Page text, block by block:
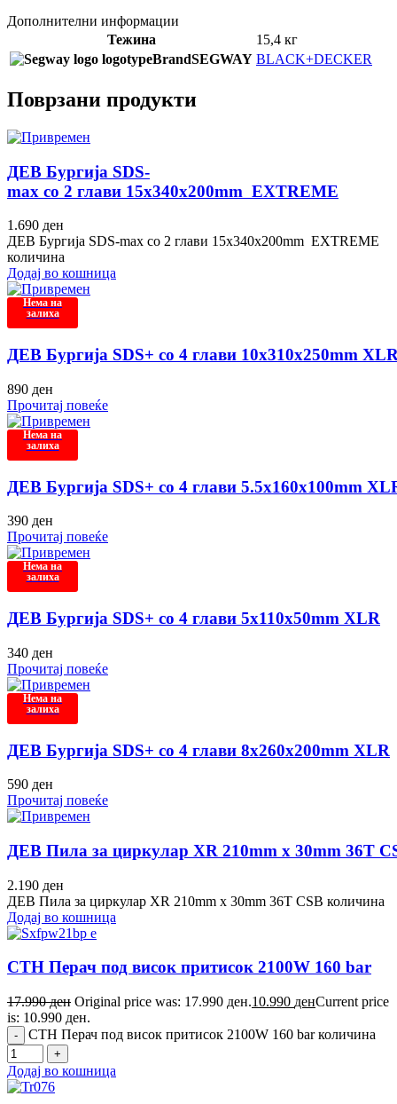
Дополнителни информации
Тежина
15,4 кг
BrandSEGWAY BLACK+DECKER
Поврзани продукти
ДЕВ Бургија SDS-
max со 2 глави 15x340x200mm EXTREME
1.690 ден
ДЕВ Бургија SDS-max со 2 глави 15x340x200mm EXTREME
количина
Додај во кошница
Нема на
залиха
ДЕВ Бургија SDS+ со 4 глави 10x310x250mm
890 ден
Прочитај повеќе
Нема на
залиха
ДЕВ Бургија SDS+ со 4 глави 5.5x160x100mm
390 ден
Прочитај повеќе
Нема на
залиха
ДЕВ Бургија SDS+ со 4 глави 5x110x50mm XLR
340 ден
Прочитај повеќе
Нема на
залиха
ДЕВ Бургија SDS+ со 4 глави 8x260x200mm XLR
590 ден
Прочитај повеќе
ДЕВ Пила за циркулар XR 210mm x 30mm 36T
2.190 ден
ДЕВ Пила за циркулар XR 210mm x 30mm 36T CSB количина
Додај во кошница
СТН Перач под висок притисок 2100W 160 bar
17.990ден Original price was: 17.990 ден.10.990 денCurrent price
is: 10.990 ден.
СТН Перач под висок притисок 2100W 160 bar количина
Додај во кошница